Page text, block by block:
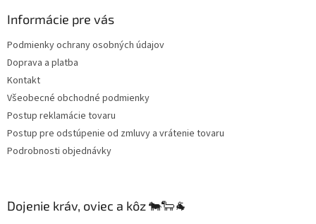
Informácie pre vás
Podmienky ochrany osobných údajov
Doprava a platba
Kontakt
Všeobecné obchodné podmienky
Postup reklamácie tovaru
Postup pre odstúpenie od zmluvy a vrátenie tovaru
Podrobnosti objednávky
Dojenie kráv, oviec a kôz 🐄🐑🐐